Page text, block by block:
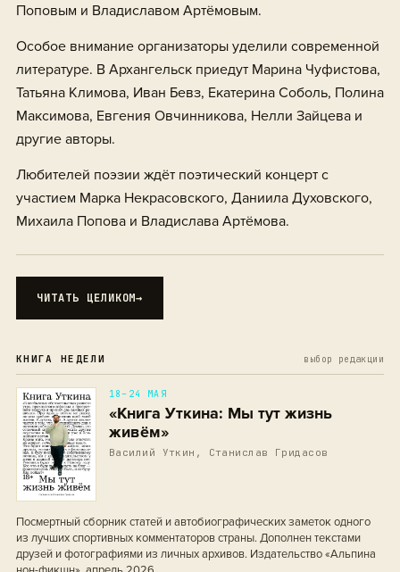
Поповым и Владиславом Артёмовым.
Особое внимание организаторы уделили современной
литературе. В Архангельск приедут Марина Чуфистова,
Татьяна Климова, Иван Бевз, Екатерина Соболь, Полина
Максимова, Евгения Овчинникова, Нелли Зайцева и
другие авторы.
Любителей поэзии ждёт поэтический концерт с
участием Марка Некрасовского, Даниила Духовского,
Михаила Попова и Владислава Артёмова.
ЧИТАТЬ ЦЕЛИКОМ→
КНИГА НЕДЕЛИ выбор редакции
18–24 МАЯ
«Книга Уткина: Мы тут жизнь
живём»
Василий Уткин, Станислав Гридасов
Посмертный сборник статей и автобиографических заметок одного
из лучших спортивных комментаторов страны. Дополнен текстами
друзей и фотографиями из личных архивов. Издательство «Альпина